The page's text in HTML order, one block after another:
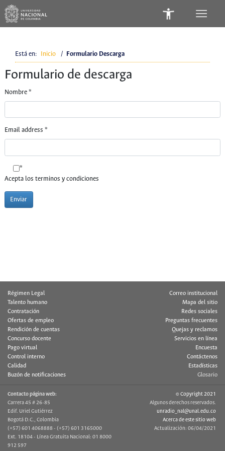
Está en: Inicio / Formulario Descarga
Formulario de descarga
Nombre *
Email address *
*
Acepta los terminos y condiciones
Enviar
Régimen Legal
Talento humano
Contratación
Ofertas de empleo
Rendición de cuentas
Concurso docente
Pago virtual
Control interno
Calidad
Buzón de notificaciones
Correo institucional
Mapa del sitio
Redes sociales
Preguntas frecuentes
Quejas y reclamos
Servicios en línea
Encuesta
Contáctenos
Estadísticas
Glosario
Contacto página web:
Carrera 45 # 26-85
Edif. Uriel Gutiérrez
Bogotá D.C., Colombia
(+57) 601 4068888 - (+57) 601 3165000
Ext. 18104 - Línea Gratuita Nacional: 01 8000
912 597
© Copyright 2021
Algunos derechos reservados.
unradio_nal@unal.edu.co
Acerca de este sitio web
Actualización: 06/04/2021